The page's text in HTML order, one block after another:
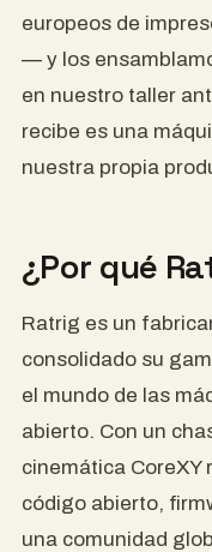
europeos de
— y los
en nuestro taller
recibe es una
nuestra propia
¿Por qué
Ratrig es un
consolidado su
el mundo de las
abierto. Con un
cinemática CoreXY
código abierto,
una comunidad